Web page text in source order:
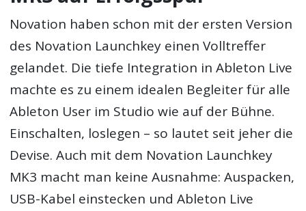
Novation haben schon mit der ersten Version
des Novation Launchkey einen Volltreffer
gelandet. Die tiefe Integration in Ableton Live
machte es zu einem idealen Begleiter für alle
Ableton User im Studio wie auf der Bühne.
Einschalten, loslegen – so lautet seit jeher die
Devise. Auch mit dem Novation Launchkey
MK3 macht man keine Ausnahme: Auspacken,
USB-Kabel einstecken und Ableton Live